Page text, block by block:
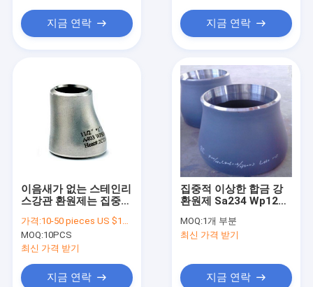
지금 연락 지금 연락
이음새가 없는 스테인리
스강관 환원제는 집중적
가격:10-50 pieces US $18.6 / Piece;>50 pieces US $ 15.4/ Piece
MOQ:10PCS
최신 가격 받기
지금 연락
집중적 이상한 합금 강
환원제 Sa234 Wp12
MOQ:1개 부분
최신 가격 받기
지금 연락